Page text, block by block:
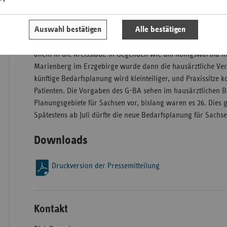
Auswahl bestätigen Alle bestätigen
Wer in ländlichen Planungsbereichen eine Praxis übernahm
allem in die Kreisstadt. In Gegenden wie um Königswartha
Marienberg im Erzgebirge wurde dann die hausärztliche
künftige Bedarfsplanung wird kleinteiliger, und Praxissitze
Patienten. Die Vorgaben des G-BA sehen im hausärztlichen
Planungsgebiete für Sachsen vor, bislang waren es 26. Dies
Spätestens ab Juli dürfte die neue Bedarfsplanung für
Downloads
Druckversion der Pressemitteilung
Kontakt